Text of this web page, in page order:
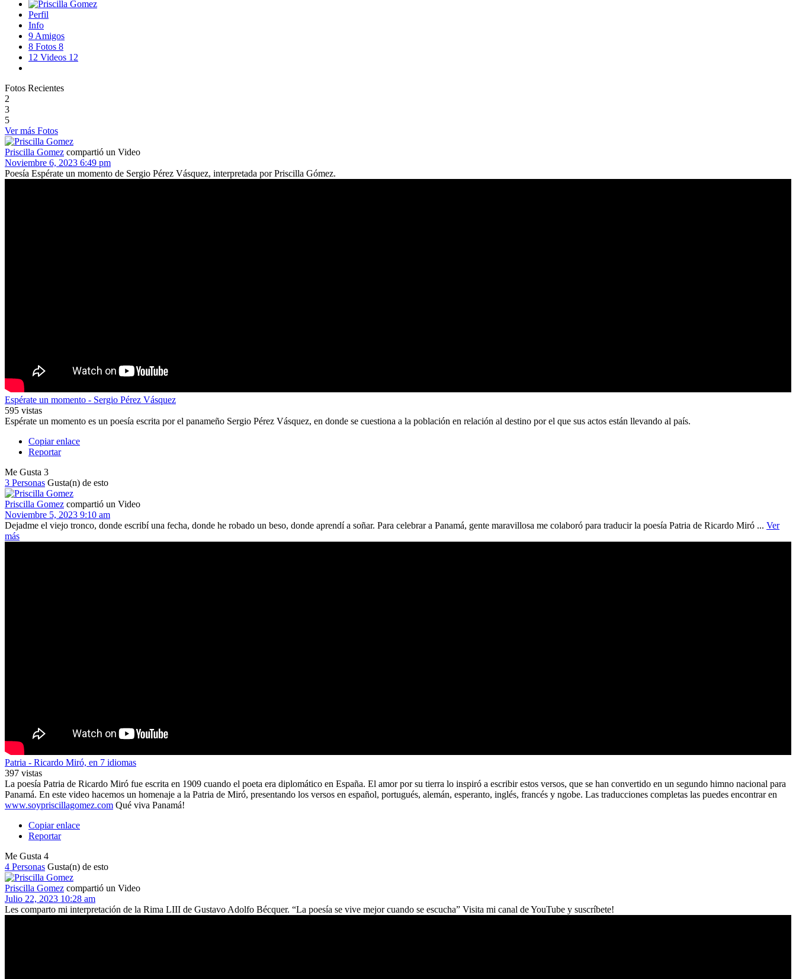
Perfil
Info
9 Amigos
8 Fotos 8
12 Videos 12
Fotos Recientes
2
3
5
Ver más Fotos
Priscilla Gomez compartió un Video
Noviembre 6, 2023 6:49 pm
Poesía Espérate un momento de Sergio Pérez Vásquez, interpretada por Priscilla Gómez.
Espérate un momento - Sergio Pérez Vásquez
595 vistas
Espérate un momento es un poesía escrita por el panameño Sergio Pérez Vásquez, en donde se cuestiona a la población en relación al destino por el que sus actos están llevando al país.
Copiar enlace
Reportar
Me Gusta 3
3 Personas Gusta(n) de esto
Priscilla Gomez compartió un Video
Noviembre 5, 2023 9:10 am
Dejadme el viejo tronco, donde escribí una fecha, donde he robado un beso, donde aprendí a soñar. Para celebrar a Panamá, gente maravillosa me colaboró para traducir la poesía Patria de Ricardo Miró ... Ver
más
Patria - Ricardo Miró, en 7 idiomas
397 vistas
La poesía Patria de Ricardo Miró fue escrita en 1909 cuando el poeta era diplomático en España. El amor por su tierra lo inspiró a escribir estos versos, que se han convertido en un segundo himno nacional para
Panamá. En este video hacemos un homenaje a la Patria de Miró, presentando los versos en español, portugués, alemán, esperanto, inglés, francés y ngobe. Las traducciones completas las puedes encontrar en
www.soypriscillagomez.com Qué viva Panamá!
Copiar enlace
Reportar
Me Gusta 4
4 Personas Gusta(n) de esto
Priscilla Gomez compartió un Video
Julio 22, 2023 10:28 am
Les comparto mi interpretación de la Rima LIII de Gustavo Adolfo Bécquer. “La poesía se vive mejor cuando se escucha” Visita mi canal de YouTube y suscríbete!